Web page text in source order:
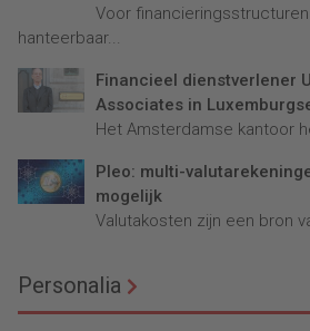
Voor financieringsstructuren
hanteerbaar...
Financieel dienstverlener
Associates in
Het Amsterdamse kantoor
Pleo: multi-
mogelijk
Valutakosten zijn een bron
Personalia